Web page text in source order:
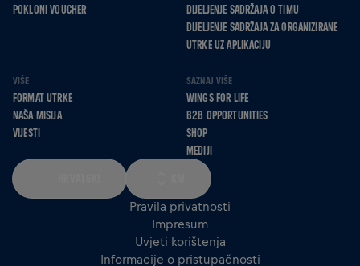
POKLONI VOUCHER
DIJELJENJE SADRŽAJA O TIMU
DIJELJENJE SADRŽAJA ZA ORGANIZIRANE
UTRKE UZ APLIKACIJU
VIŠE
FORMAT UTRKE
NAŠA MISIJA
VIJESTI
SAZNAJ VIŠE
WINGS FOR LIFE
B2B OPPORTUNITIES
SHOP
MEDIJI
Pravila privatnosti
Impresum
Uvjeti korištenja
Informacije o pristupačnosti